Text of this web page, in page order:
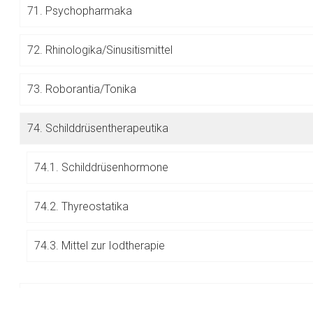
71. Psychopharmaka
72. Rhinologika/Sinusitismittel
73. Roborantia/Tonika
74. Schilddrüsentherapeutika
74.1. Schilddrüsenhormone
74.2. Thyreostatika
74.3. Mittel zur Iodtherapie
Betreiber